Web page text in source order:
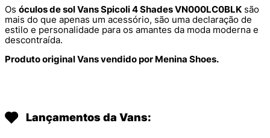
Os óculos de sol Vans Spicoli 4 Shades VN000LC0BLK são
mais do que apenas um acessório, são uma declaração de
estilo e personalidade para os amantes da moda moderna e
descontraída.
Produto original Vans vendido por Menina Shoes.
Lançamentos da Vans: